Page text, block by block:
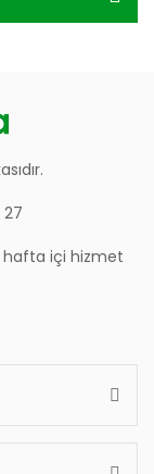
27
hafta içi hizmet